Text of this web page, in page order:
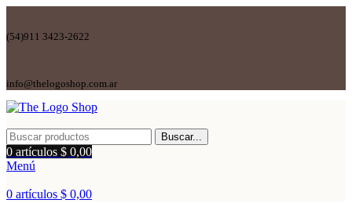
(54)911 3423-2622
info@thelogoshop.com.ar
Buscar...
0 artículos $ 0,00
Menú
0 artículos $ 0,00